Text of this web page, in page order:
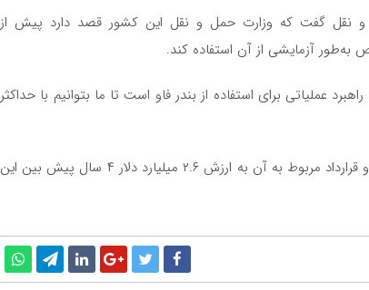
و نقل گفت که وزارت حمل و نقل این کشور قصد دارد پیش از
به‌طور آزمایشی از آن استفاده کند.
عملیاتی برای استفاده از بندر فاو است تا ما بتوانیم با حداکثر
شرکت دووی کره جنوبی در حال ساخت بندر فاو است و قرارداد مربوط به آن به ارزش ۲.۶ میلیارد دلار ۴ سال پیش بین این